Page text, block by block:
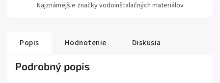
Najznámejšie značky vodoinštalačných materiálov
Popis Hodnotenie Diskusia
Podrobný popis